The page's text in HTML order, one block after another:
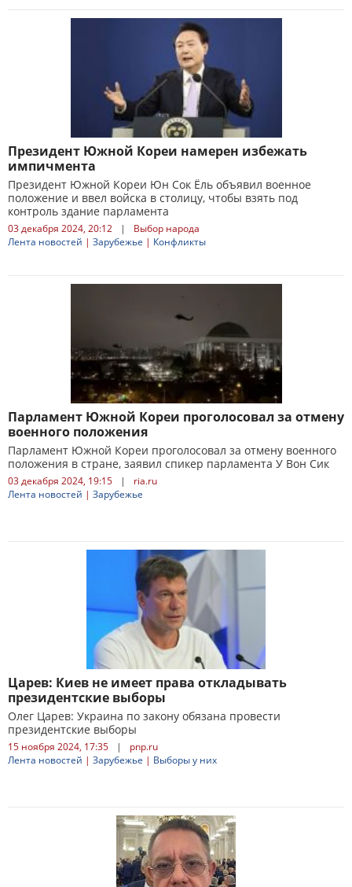
Президент Южной Кореи намерен избежать
импичмента
Президент Южной Кореи Юн Сок Ёль объявил военное
положение и ввел войска в столицу, чтобы взять под
контроль здание парламента
03 декабря 2024, 20:12 |
Выбор народа
Лента новостей | Зарубежье | Конфликты
Парламент Южной Кореи проголосовал за отмену
военного положения
Парламент Южной Кореи проголосовал за отмену военного
положения в стране, заявил спикер парламента У Вон Сик
03 декабря 2024, 19:15 |
ria.ru
Лента новостей | Зарубежье
Царев: Киев не имеет права откладывать
президентские выборы
Олег Царев: Украина по закону обязана провести
президентские выборы
15 ноября 2024, 17:35 |
pnp.ru
Лента новостей | Зарубежье | Выборы у них